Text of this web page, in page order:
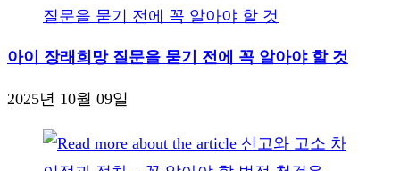
아이 장래희망 질문을 묻기 전에 꼭 알아야 할 것
2025년 10월 09일